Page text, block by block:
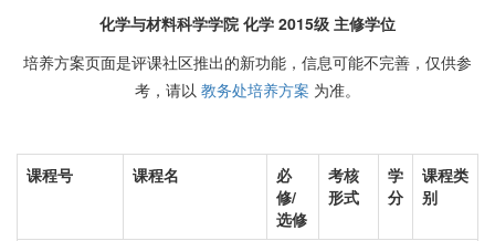
化学与材料科学学院 化学 2015级 主修学位
培养方案页面是评课社区推出的新功能，信息可能不完善，仅供参
考，请以 教务处培养方案 为准。
课程号 课程名
必
修/
选修
考核
形式
学
分
课程类
别